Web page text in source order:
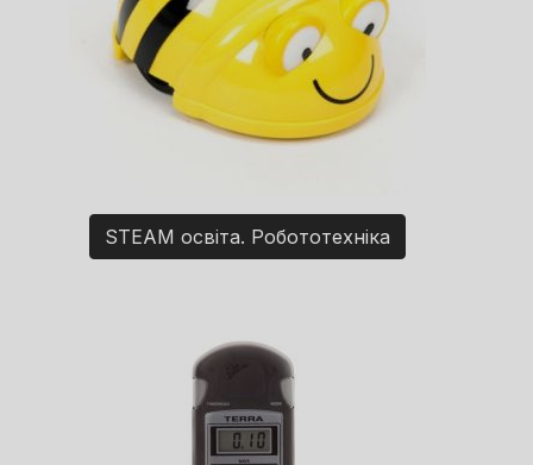
STEAM освіта. Робототехніка